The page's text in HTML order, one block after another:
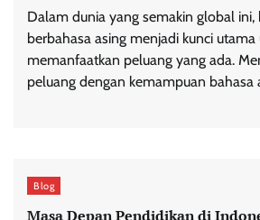
Dalam dunia yang semakin global ini,
berbahasa asing menjadi kunci utama
memanfaatkan peluang yang ada.
peluang dengan kemampuan bahasa
Blog
Masa Depan Pendidikan di